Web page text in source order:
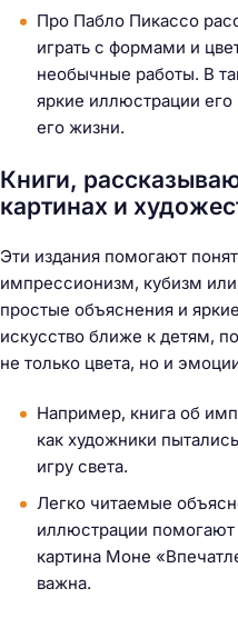
Про Пабло Пикассо
играть с формами и
необычные работы. В
яркие иллюстрации его
его жизни.
Книги,
картинах и
Эти издания помогают
импрессионизм, кубизм
простые объяснения и
искусство ближе к детям,
не только цвета, но и
Например, книга об
как художники
игру света.
Легко читаемые
иллюстрации
картина Моне
важна.